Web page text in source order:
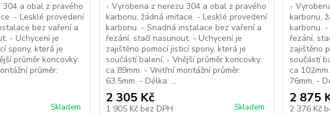
a obal z pravého
- Lesklé provedení
bez vaření a
- Uchycení je
spony, která je
průměr koncovky:
průměr:
Skladem
- Vyrobena z nerezu 304 a obal z pravého
karbonu, žádná imitace. - Lesklé provedení
karbonu. - Snadná instalace bez vaření a
řezání, stačí nasunout. - Uchycení je
zajištěno pomocí jisticí spony, která je
součástí balení. - Vnější průměr koncovky:
ca 89mm. - Vnitřní montážní průměr:
63,5mm. - Délka: ...
2 305 Kč
1 905 Kč bez DPH Skladem
-
karbonu,
karbonu.
řezání,
zajištěno
součástí
ca
76mm. -
2 875
2 376 Kč